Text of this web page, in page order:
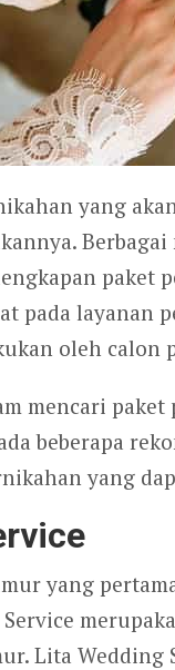
yang
paket
pada layanan
oleh calon
mencari
beberapa
yang
yang
Lita